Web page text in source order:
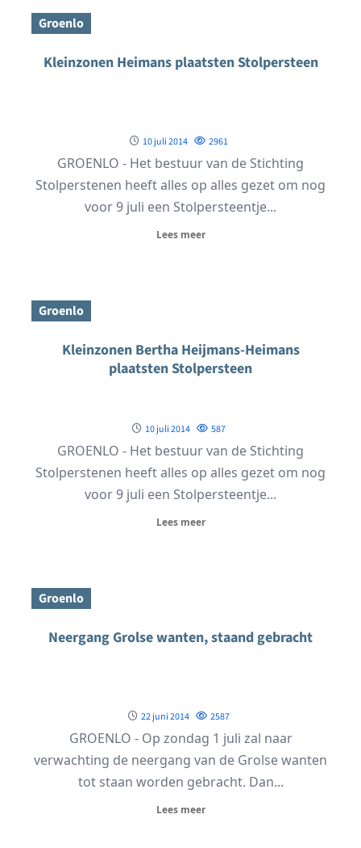
Groenlo
Kleinzonen Heimans plaatsten Stolpersteen
10 juli 2014 2961
GROENLO - Het bestuur van de Stichting
Stolperstenen heeft alles op alles gezet om nog
voor 9 juli een Stolpersteentje...
Lees meer
Groenlo
Kleinzonen Bertha Heijmans-Heimans
plaatsten Stolpersteen
10 juli 2014 587
GROENLO - Het bestuur van de Stichting
Stolperstenen heeft alles op alles gezet om nog
voor 9 juli een Stolpersteentje...
Lees meer
Groenlo
Neergang Grolse wanten, staand gebracht
22 juni 2014 2587
GROENLO - Op zondag 1 juli zal naar
verwachting de neergang van de Grolse wanten
tot staan worden gebracht. Dan...
Lees meer